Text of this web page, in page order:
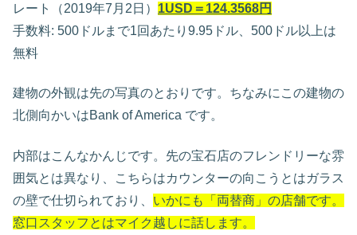
レート（2019年7月2日） 1USD＝124.3568円
手数料: 500ドルまで1回あたり9.95ドル、500ドル以上は
無料
建物の外観は先の写真のとおりです。ちなみにこの建物の
北側向かいはBank of America です。
内部はこんなかんじです。先の宝石店のフレンドリーな雰
囲気とは異なり、こちらはカウンターの向こうとはガラス
の壁で仕切られており、 いかにも「両替商」の店舗です。
窓口スタッフとはマイク越しに話します。